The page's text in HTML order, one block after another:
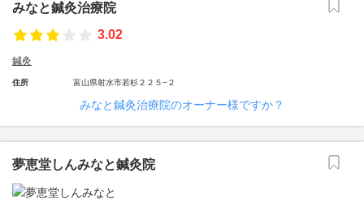
みなと鍼灸治療院
3.02
鍼灸
住所 富山県射水市若杉２２５−２
みなと鍼灸治療院のオーナー様ですか？
夢恵堂しんみなと鍼灸院